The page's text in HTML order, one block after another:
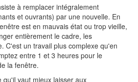
à remplacer intégralement
et ouvrants) par une nouvelle. En
est en mauvais état ou trop vieille,
entièrement le cadre, les
C'est un travail plus complexe qu'en
entre 1 et 3 heures pour le
la fenêtre.
qu'il vaut mieux laisser aux